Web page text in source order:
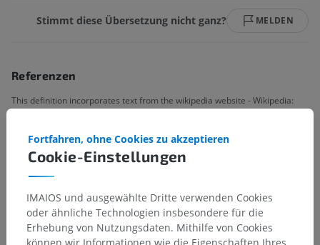
Stimmt diese Übersetzung nicht ganz? MELDEN
Referenzen
This definition incorporates text from the wikipedia website - Wikipedia:
Galerie
Cookie-Einstellungen
Fortfahren, ohne Cookies zu akzeptieren
IMAIOS und ausgewählte Dritte verwenden Cookies
oder ähnliche Technologien insbesondere für die
Erhebung von Nutzungsdaten. Mithilfe von Cookies